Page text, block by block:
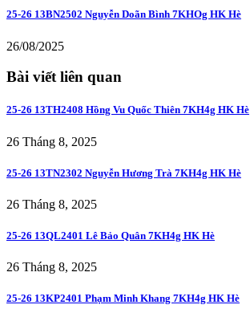
25-26 13BN2502 Nguyễn Doãn Bình 7KHOg HK Hè
26/08/2025
Bài viết liên quan
25-26 13TH2408 Hồng Vu Quốc Thiên 7KH4g HK Hè
26 Tháng 8, 2025
25-26 13TN2302 Nguyễn Hương Trà 7KH4g HK Hè
26 Tháng 8, 2025
25-26 13QL2401 Lê Bảo Quân 7KH4g HK Hè
26 Tháng 8, 2025
25-26 13KP2401 Phạm Minh Khang 7KH4g HK Hè